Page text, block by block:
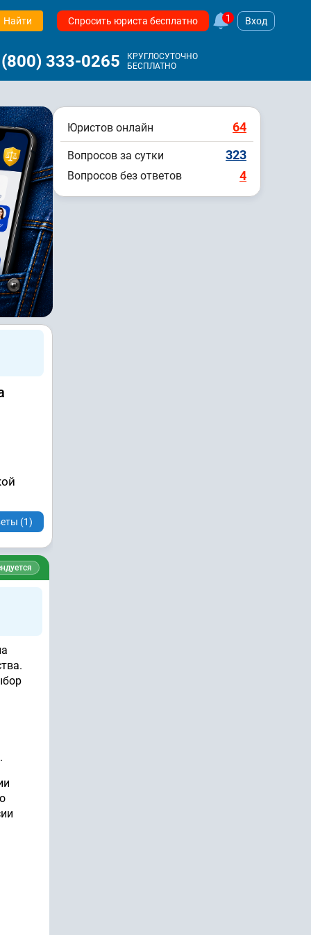
Найти Спросить юриста бесплатно 1 Вход
333-0265
КРУГЛОСУТОЧНО
БЕСПЛАТНО
(1)
Юристов онлайн 64
Вопросов за сутки 323
Вопросов без ответов 4